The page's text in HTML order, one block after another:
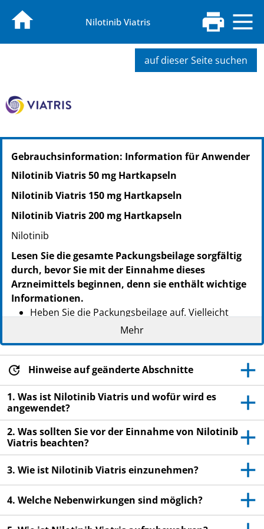
Nilotinib Viatris
auf dieser Seite suchen
PZN: 19368406
PPN: 111936840605
NTIN: 04150193684061
PPN: 111936839811
NTIN: 04150193683989
Gebrauchsinformation: Information für Anwender
Nilotinib Viatris 50 mg Hartkapseln
Nilotinib Viatris 150 mg Hartkapseln
Nilotinib Viatris 200 mg Hartkapseln
Nilotinib
Lesen Sie die gesamte Packungsbeilage sorgfältig
durch, bevor Sie mit der Einnahme dieses
Arzneimittels beginnen, denn sie enthält wichtige
Informationen.
Heben Sie die Packungsbeilage auf. Vielleicht
möchten Sie diese später nochmals lesen.
Wenn Sie weitere Fragen haben, wenden Sie sich
verschrieben. Geben Sie es nicht an Dritte weiter.
Es kann anderen Menschen schaden, auch wenn
diese die gleichen Beschwerden haben wie Sie.
Wenn Sie Nebenwirkungen bemerken, wenden Sie
sich an Ihren Arzt oder Apotheker. Dies gilt auch
für Nebenwirkungen, die nicht in dieser
Packungsbeilage angegeben sind. Siehe Abschnitt
4.
Mehr
Hinweise auf geänderte Abschnitte
1. Was ist Nilotinib Viatris und wofür wird es
angewendet?
2. Was sollten Sie vor der Einnahme von Nilotinib
Viatris beachten?
3. Wie ist Nilotinib Viatris einzunehmen?
4. Welche Nebenwirkungen sind möglich?